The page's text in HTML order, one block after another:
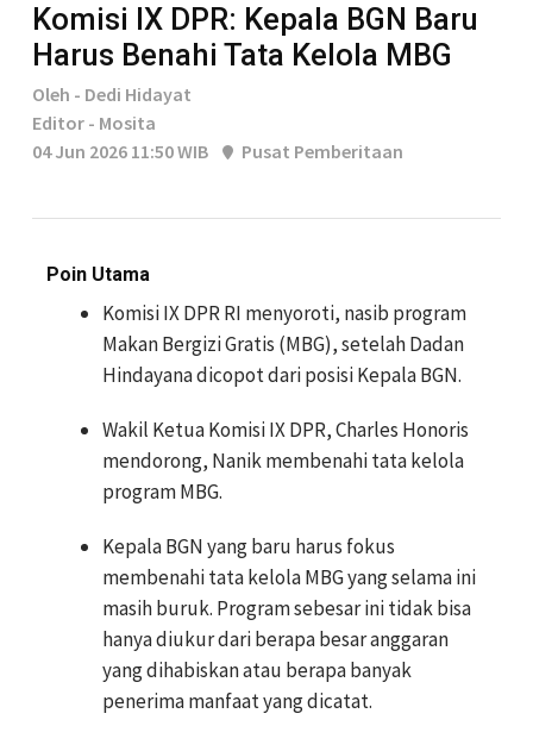
Komisi IX DPR: Kepala BGN Baru
Harus Benahi Tata Kelola MBG
Oleh - Dedi Hidayat
Editor - Mosita
04 Jun 2026 11:50 WIB
Pusat Pemberitaan
Poin Utama
Komisi IX DPR RI menyoroti, nasib program
Makan Bergizi Gratis (MBG), setelah Dadan
Hindayana dicopot dari posisi Kepala BGN.
Wakil Ketua Komisi IX DPR, Charles Honoris
mendorong, Nanik membenahi tata kelola
program MBG.
Kepala BGN yang baru harus fokus
membenahi tata kelola MBG yang selama ini
masih buruk. Program sebesar ini tidak bisa
hanya diukur dari berapa besar anggaran
yang dihabiskan atau berapa banyak
penerima manfaat yang dicatat.